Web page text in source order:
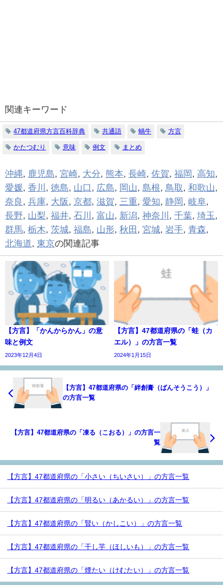
関連キーワード
47都道府県方言百科辞典 共通語 蝸牛 方言
かたつむり 意味 例文 まとめ
沖縄, 鹿児島, 宮崎, 大分, 熊本, 長崎, 佐賀, 福岡 , 高知,
愛媛, 香川 , 徳島, 山口 , 広島, 岡山, 島根, 鳥取, 和歌山,
奈良 , 兵庫, 大阪, 京都, 滋賀, 三重, 愛知, 静岡 , 岐阜,
長野, 山梨, 福井, 石川 , 富山, 新潟, 神奈川 , 千葉, 埼玉 ,
群馬, 栃木, 茨城, 福島, 山形, 秋田 , 宮城, 岩手, 青森,
北海道, 東京の関連記事
【方言】「かんからかん」の意
味と例文
2023年12月4日
【方言】47都道府県の「蛙（カ
エル）」の方言一覧
2024年1月15日
【方言】47都道府県の「絆創膏（ばんそうこう）」
の方言一覧
【方言】47都道府県の「凍る（こおる）」の方言一
覧
【方言】47都道府県の「小さい（ちいさい）」の方言一覧
【方言】47都道府県の「明るい（あかるい）」の方言一覧
【方言】47都道府県の「賢い（かしこい）」の方言一覧
【方言】47都道府県の「干し芋（ほしいも）」の方言一覧
【方言】47都道府県の「煙たい（けむたい）」の方言一覧